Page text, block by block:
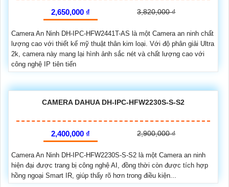
2,650,000 ₫ 3,820,000 ₫
Camera An Ninh DH-IPC-HFW2441T-AS là một Camera an ninh chất
lượng cao với thiết kế mỹ thuật thân kim loại. Với độ phân giải Ultra
2k, camera này mang lại hình ảnh sắc nét và chất lượng cao với
công nghệ IP tiên tiến
CAMERA DAHUA DH-IPC-HFW2230S-S-S2
2,400,000 ₫ 2,900,000 ₫
Camera An Ninh DH-IPC-HFW2230S-S-S2 là một Camera an ninh
hiện đại được trang bị công nghệ AI, đồng thời còn được tích hợp
hồng ngoại Smart IR, giúp thấy rõ hơn trong điều kiện...